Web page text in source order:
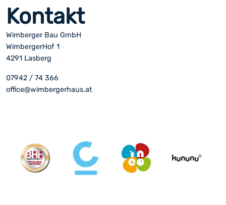
Kontakt
Wimberger Bau GmbH
WimbergerHof 1
4291 Lasberg
07942 / 74 366
office@wimbergerhaus.at